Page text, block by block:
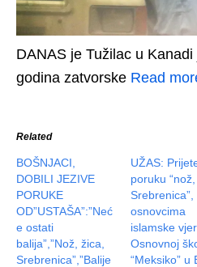
DANAS je Tužilac u
godina zatvorske Read
Related
BOŠNJACI,
DOBILI JEZIVE
PORUKE
OD”USTAŠA”:”Neć
e ostati
balija”,”Nož, žica,
Srebrenica”,”Balije
UŽAS:
poruku “nož,
osnovcima
islamske
Osnovnoj
“Meksiko” u